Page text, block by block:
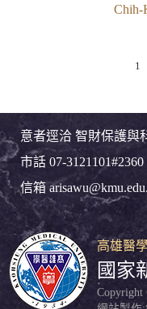
Chih-
1
意者逕洽 智財保護與
市話 07-3121101#2360
信箱
高雄醫
國家
Copyright